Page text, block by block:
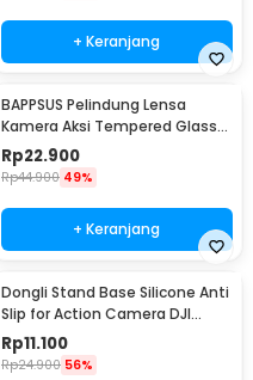
+ Keranjang
BAPPSUS Pelindung Lensa
Kamera Aksi Tempered Glass
for Insta360 GO3s - BPS-30
Rp22.900
Rp44.900 49%
+ Keranjang
Dongli Stand Base Silicone Anti
Slip for Action Camera DJI
Pocket 3 - D-50
Rp11.100
Rp24.900 56%